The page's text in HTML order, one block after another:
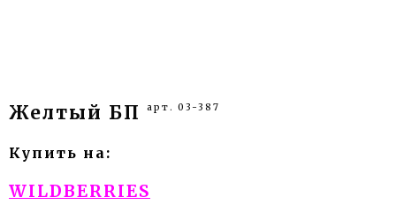
Желтый БП арт. 03-387
Купить на:
WILDBERRIES